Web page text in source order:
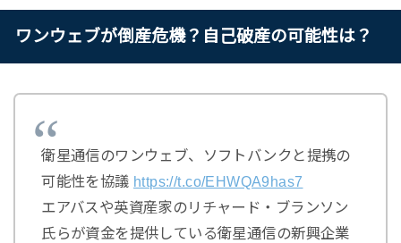
ワンウェブが倒産危機？自己破産の可能性は？
衛星通信のワンウェブ、ソフトバンクと提携の
可能性を協議 https://t.co/EHWQA9has7
エアバスや英資産家のリチャード・ブランソン
氏らが資金を提供している衛星通信の新興企業